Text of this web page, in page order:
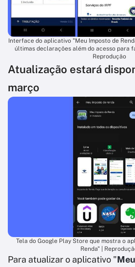
Interface do aplicativo "Meu Imposto de
últimas declarações além do acesso para
Reprodução
Atualização estará
março
Tela do Google Play Store que mostra o
Renda" |
Para atualizar o aplicativo "